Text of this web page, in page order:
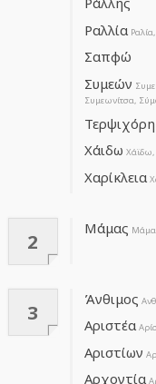
Ραλλία
Σαπφώ
Συμεών
Συμεωνίτσα,
Τερψιχόρη
Χάιδω Χάϊδω,
Χαρίκλεια
2
Μάμας
3
Άνθιμος
Αριστέα
Αριστίων
Αρχοντία